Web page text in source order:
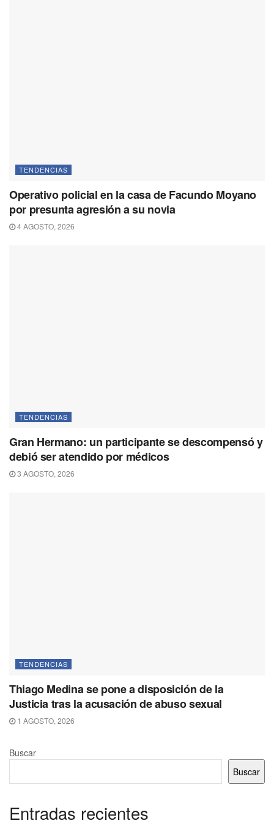
TENDENCIAS
Operativo policial en la casa de Facundo Moyano
por presunta agresión a su novia
4 AGOSTO, 2026
TENDENCIAS
Gran Hermano: un participante se descompensó y
debió ser atendido por médicos
3 AGOSTO, 2026
TENDENCIAS
Thiago Medina se pone a disposición de la
Justicia tras la acusación de abuso sexual
1 AGOSTO, 2026
Buscar
Buscar
Entradas recientes